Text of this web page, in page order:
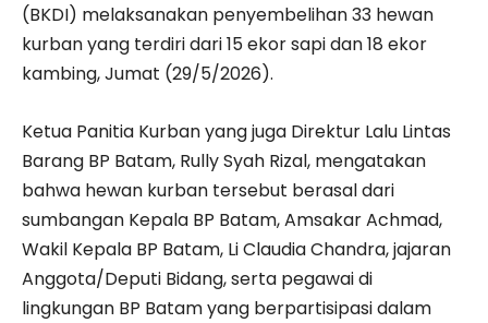
(BKDI) melaksanakan penyembelihan 33 hewan
kurban yang terdiri dari 15 ekor sapi dan 18 ekor
kambing, Jumat (29/5/2026).
Ketua Panitia Kurban yang juga Direktur Lalu Lintas
Barang BP Batam, Rully Syah Rizal, mengatakan
bahwa hewan kurban tersebut berasal dari
sumbangan Kepala BP Batam, Amsakar Achmad,
Wakil Kepala BP Batam, Li Claudia Chandra, jajaran
Anggota/Deputi Bidang, serta pegawai di
lingkungan BP Batam yang berpartisipasi dalam